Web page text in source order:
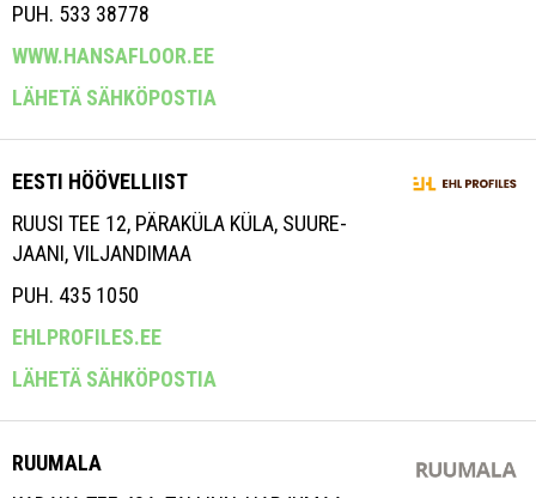
PUH. 533 38778
WWW.HANSAFLOOR.EE
LÄHETÄ SÄHKÖPOSTIA
EESTI HÖÖVELLIIST
RUUSI TEE 12, PÄRAKÜLA KÜLA, SUURE-
JAANI, VILJANDIMAA
PUH. 435 1050
EHLPROFILES.EE
LÄHETÄ SÄHKÖPOSTIA
RUUMALA